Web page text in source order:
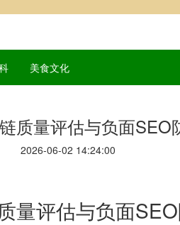
美食文化
质量评估与负面SEO
2026-06-02 14:24:00
量评估与负面